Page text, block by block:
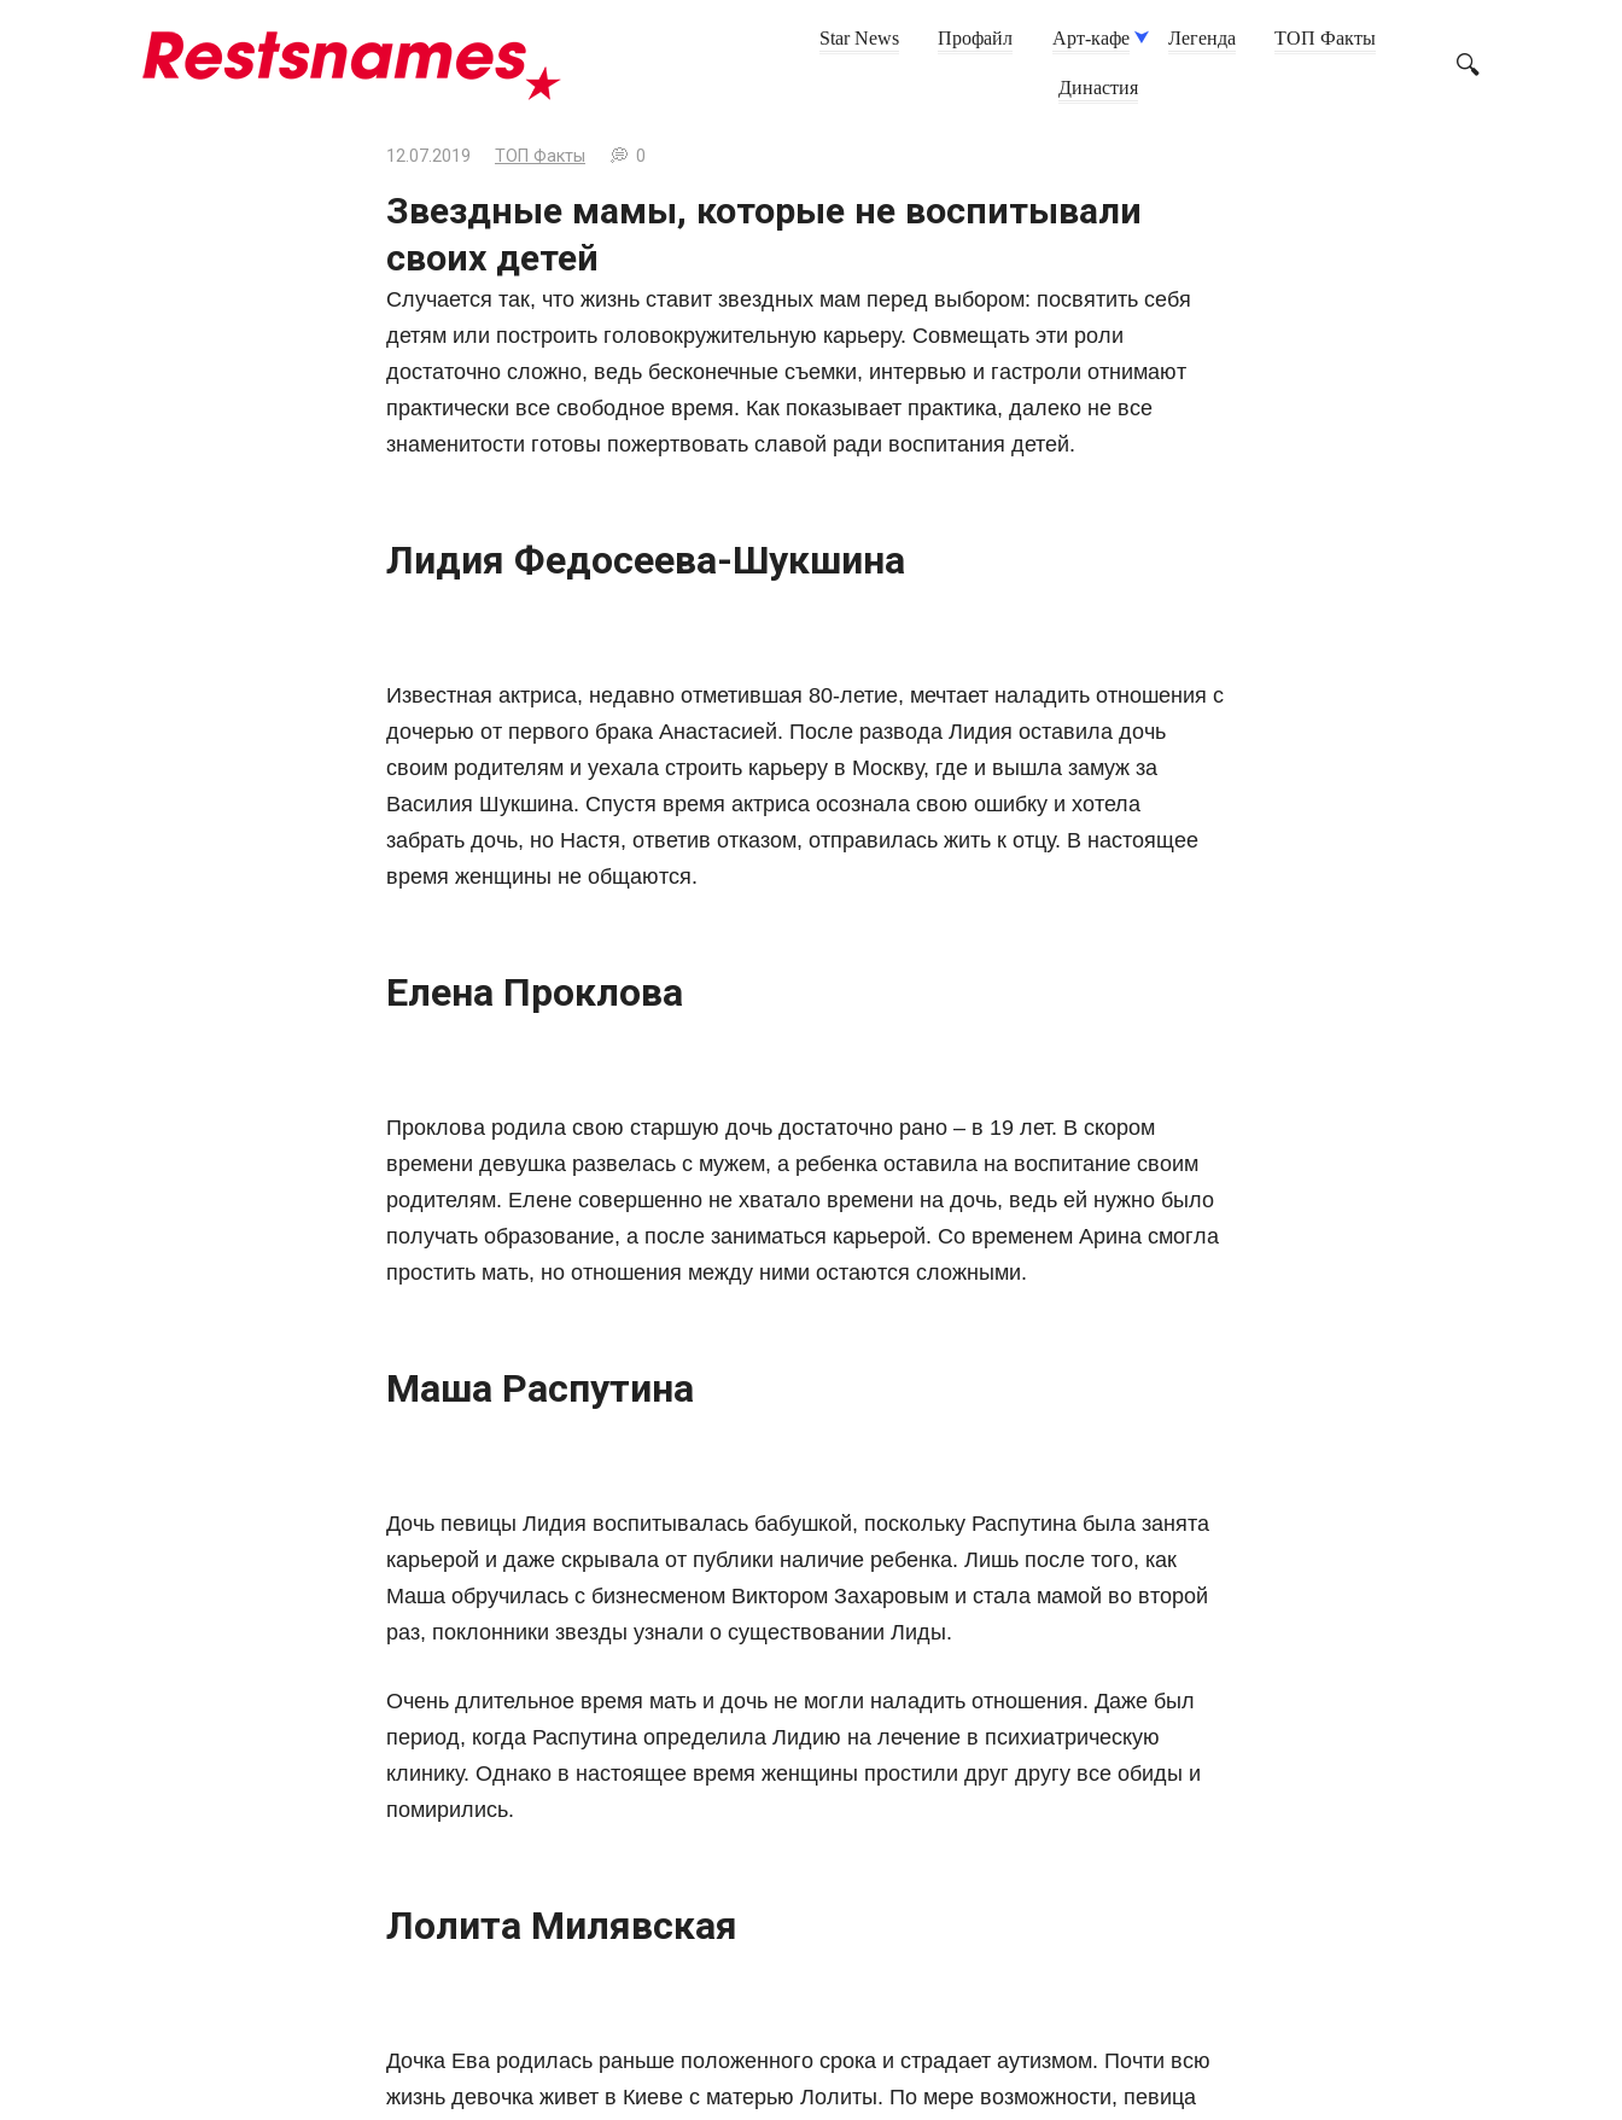
Star News Профайл Арт-кафе Легенда ТОП Факты
Династия
12.07.2019 ТОП Факты 0
Звездные мамы, которые не воспитывали
своих детей
Случается так, что жизнь ставит звездных мам перед выбором: посвятить себя
детям или построить головокружительную карьеру. Совмещать эти роли
достаточно сложно, ведь бесконечные съемки, интервью и гастроли отнимают
практически все свободное время. Как показывает практика, далеко не все
знаменитости готовы пожертвовать славой ради воспитания детей.
Лидия Федосеева-Шукшина
Известная актриса, недавно отметившая 80-летие, мечтает наладить отношения с
дочерью от первого брака Анастасией. После развода Лидия оставила дочь
своим родителям и уехала строить карьеру в Москву, где и вышла замуж за
Василия Шукшина. Спустя время актриса осознала свою ошибку и хотела
забрать дочь, но Настя, ответив отказом, отправилась жить к отцу. В настоящее
время женщины не общаются.
Елена Проклова
Проклова родила свою старшую дочь достаточно рано – в 19 лет. В скором
времени девушка развелась с мужем, а ребенка оставила на воспитание своим
родителям. Елене совершенно не хватало времени на дочь, ведь ей нужно было
получать образование, а после заниматься карьерой. Со временем Арина смогла
простить мать, но отношения между ними остаются сложными.
Маша Распутина
Дочь певицы Лидия воспитывалась бабушкой, поскольку Распутина была занята
карьерой и даже скрывала от публики наличие ребенка. Лишь после того, как
Маша обручилась с бизнесменом Виктором Захаровым и стала мамой во второй
раз, поклонники звезды узнали о существовании Лиды.
Очень длительное время мать и дочь не могли наладить отношения. Даже был
период, когда Распутина определила Лидию на лечение в психиатрическую
клинику. Однако в настоящее время женщины простили друг другу все обиды и
помирились.
Лолита Милявская
Дочка Ева родилась раньше положенного срока и страдает аутизмом. Почти всю
жизнь девочка живет в Киеве с матерью Лолиты. По мере возможности, певица